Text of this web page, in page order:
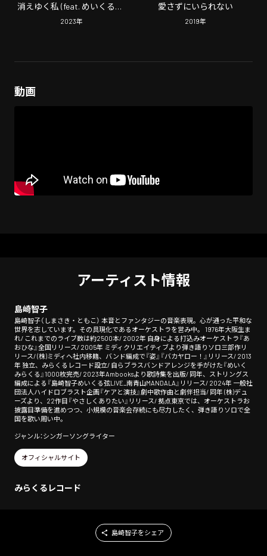
消えゆく私 (feat. めいくる弦)
[消えゆく私 (Live at
2023年
愛さずにいられない
2019年
動画
アーティスト情報
島崎智子
島崎智子（しまさき・ともこ） 本音とファンタジーの音楽表現。心が通った平和な
世界を志しています。その具現化であるオーケストラを営み中。 1976年大阪生ま
れ/ これまでのライブ数は約2500本/ 2002年 自身による打込みオーケストラ『あ
おひな』全国リリース/ 2005年 ミディクリエイティブより弾き語りソロ三部作リ
リース/ (株)ミディへ社内移籍、バンド編成で『姿』『バカヤロー！』リリース/ 2013
年 独立、みらくるレコード設立/ 自らブラスバンドアレンジを手がけた『めいく
みらくる』1000枚完売/ 2023年Ambooksより歌詩集を出版/ 同年、ストリングス
編成による『島崎智子めいくる弦LIVE_南青山MANDALA』リリース/ 2024年 一般社
団法人ハイドロブラスト企画『ケアと演技』劇中歌作曲と劇伴担当/ 同年 (株)デュ
ーズより、22作目『やさしくありたい』リリース/ 拠点東京では、オーケストラお
披露目準備を進めつつ、小規模の音楽会存続にも尽力したく、弾き語りソロで全
国を歌い周い中。
ジャンル：シンガーソングライター
オフィシャルサイト
みらくるレコード
島崎智子をシェア